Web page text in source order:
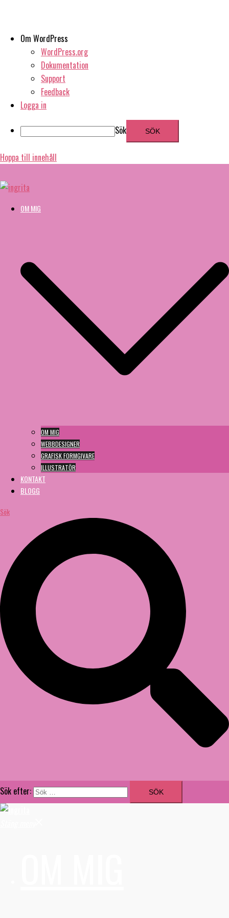
Om WordPress
WordPress.org
Dokumentation
Support
Feedback
Logga in
Sök
Hoppa till innehåll
OM MIG
OM MIG
WEBBDESIGNER
GRAFISK FORMGIVARE
ILLUSTRATÖR
KONTAKT
BLOGG
Sök
Sök efter: